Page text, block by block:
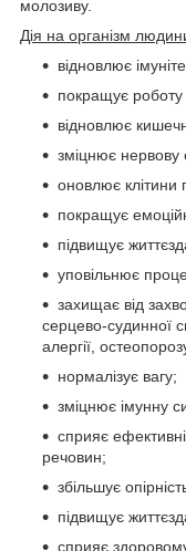
молозиву.
Дія на організм
відновлює
покращує
відновлює
зміцнює нервову
оновлює клітини
покращує
підвищує
уповільнює
захищає від
серцево-судинної
алергії,
нормалізує вагу;
зміцнює імунну
сприяє
речовин;
збільшує
підвищує
сприяє